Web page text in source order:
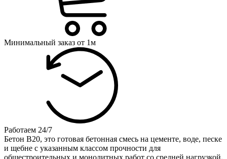
Минимальный заказ от 1м
Работаем 24/7
Бетон B20, это готовая бетонная смесь на цементе, воде, песке
и щебне с указанным классом прочности для
общестроительных и монолитных работ со средней нагрузкой.